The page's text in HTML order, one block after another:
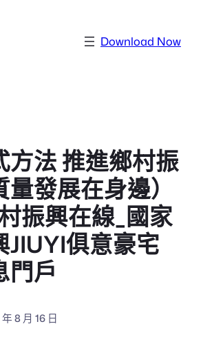
Download Now
方法 推進鄉村振
發展在身邊）
振興在線_國家
JIUYI俱意豪宅
門戶
8 月 16 日